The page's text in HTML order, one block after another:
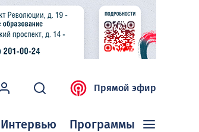
Прямой эфир
Интервью Программы